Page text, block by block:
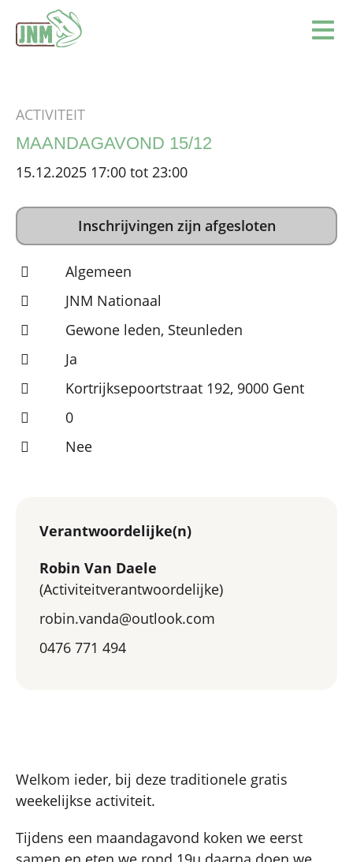
ACTIVITEIT
MAANDAGAVOND 15/12
15.12.2025 17:00 tot 23:00
Inschrijvingen zijn afgesloten
Algemeen
JNM Nationaal
Gewone leden, Steunleden
Ja
Kortrijksepoortstraat 192, 9000 Gent
0
Nee
Verantwoordelijke(n)
Robin Van Daele
(Activiteitverantwoordelijke)
robin.vanda@outlook.com
0476 771 494
Welkom ieder, bij deze traditionele gratis
weekelijkse activiteit.
Tijdens een maandagavond koken we eerst